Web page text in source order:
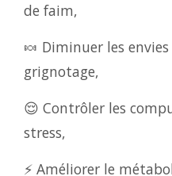
de faim,
🍬 Diminuer les
grignotage,
😌 Contrôler les
stress,
⚡ Améliorer le